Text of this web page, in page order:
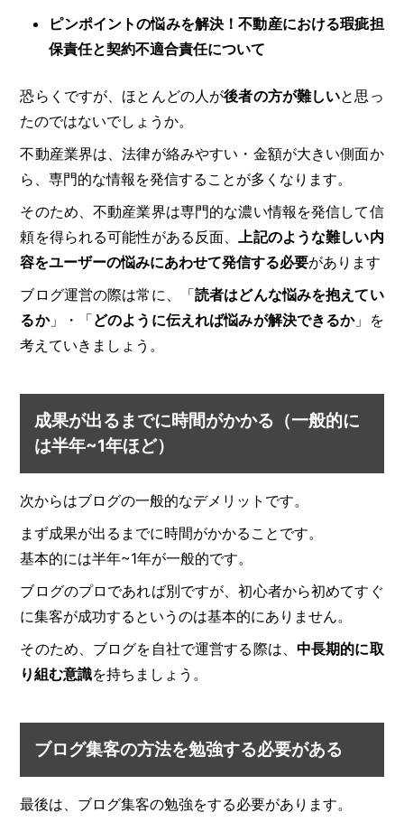
ピンポイントの悩みを解決！不動産における瑕疵担
保責任と契約不適合責任について
恐らくですが、ほとんどの人が後者の方が難しいと思っ
たのではないでしょうか。
不動産業界は、法律が絡みやすい・金額が大きい側面か
ら、専門的な情報を発信することが多くなります。
そのため、不動産業界は専門的な濃い情報を発信して信
頼を得られる可能性がある反面、上記のような難しい内
容をユーザーの悩みにあわせて発信する必要があります
ブログ運営の際は常に、「読者はどんな悩みを抱えてい
るか」・「どのように伝えれば悩みが解決できるか」を
考えていきましょう。
成果が出るまでに時間がかかる（一般的に
は半年~1年ほど）
次からはブログの一般的なデメリットです。
まず成果が出るまでに時間がかかることです。
基本的には半年~1年が一般的です。
ブログのプロであれば別ですが、初心者から初めてすぐ
に集客が成功するというのは基本的にありません。
そのため、ブログを自社で運営する際は、 中長期的に取
り組む意識を持ちましょう。
ブログ集客の方法を勉強する必要がある
最後は、ブログ集客の勉強をする必要があります。